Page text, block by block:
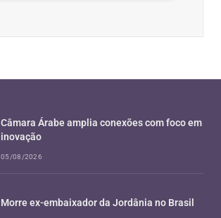
Câmara Árabe amplia conexões com foco em
inovação
05/08/2026
Morre ex-embaixador da Jordânia no Brasil